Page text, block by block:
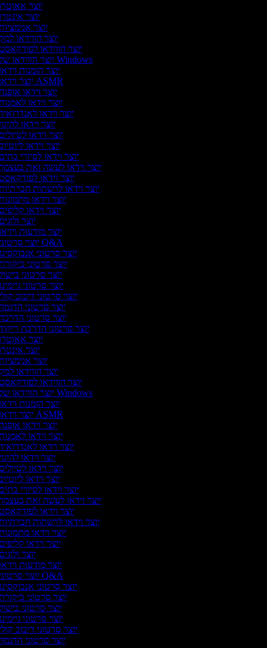
יוצר
יוצר
יוצר
יוצר הווידאו
יוצר הווידאו
יוצר הווידאו של Windows
יוצר הזמנות
יוצר וידאו ASMR
יוצר וידאו
יוצר וידאו
יוצר וידאו
יוצר וידאו
יוצר וידאו
יוצר וידאו
יוצר וידאו לסיורי
יוצר וידאו לעשה זאת
יוצר וידאו
יוצר וידאו לרשתות
יוצר וידאו
יוצר וידאו
יוצר
יוצר מודעות
יוצר סרטוני Q&A
יוצר סרטוני
יוצר סרטוני
יוצר סרטוני
יוצר סרטוני
יוצר סרטוני דיבוב
יוצר סרטוני
יוצר סרטוני
יוצר סרטוני הדרכת
יוצר
יוצר
יוצר
יוצר הווידאו
יוצר הווידאו
יוצר הווידאו של Windows
יוצר הזמנות
יוצר וידאו ASMR
יוצר וידאו
יוצר וידאו
יוצר וידאו
יוצר וידאו
יוצר וידאו
יוצר וידאו
יוצר וידאו לסיורי
יוצר וידאו לעשה זאת
יוצר וידאו
יוצר וידאו לרשתות
יוצר וידאו
יוצר וידאו
יוצר
יוצר מודעות
יוצר סרטוני Q&A
יוצר סרטוני
יוצר סרטוני
יוצר סרטוני
יוצר סרטוני
יוצר סרטוני דיבוב
יוצר סרטוני